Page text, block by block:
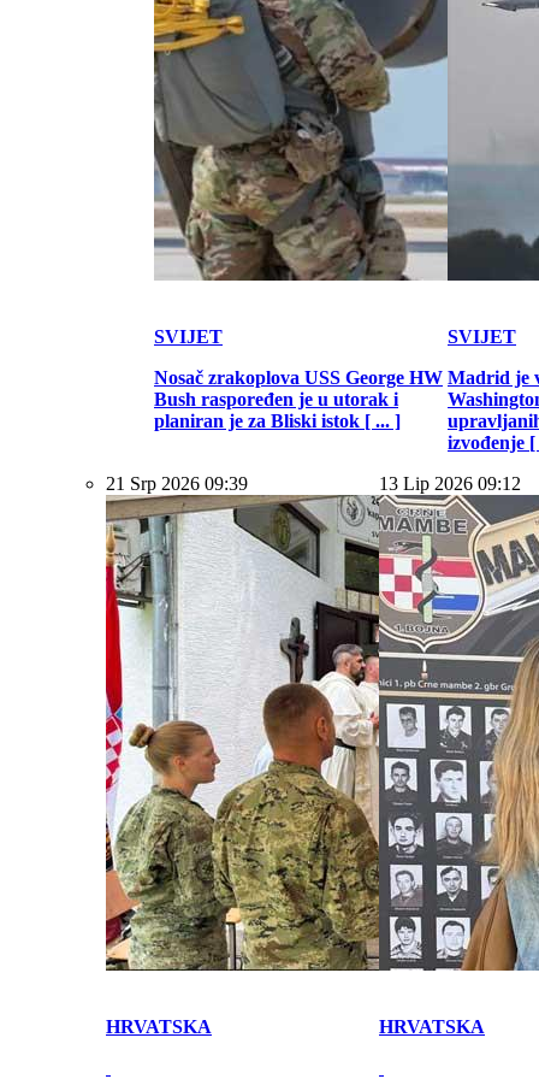
SVIJET
Nosač zrakoplova USS George HW
Bush raspoređen je u utorak i
planiran je za Bliski istok [ ... ]
SVIJET
Madrid je
izvođenje [
21 Srp 2026 09:39
HRVATSKA
13 Lip 2026 09:12
HRVATSKA